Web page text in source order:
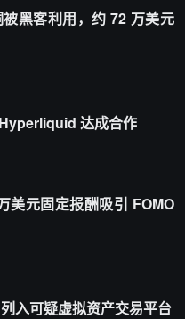
黑客利用，约 72 万美元
达成合作
美元固定报酬吸引 FOMO
入可疑虚拟资产交易平台